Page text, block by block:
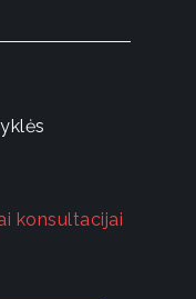
konsultacijai